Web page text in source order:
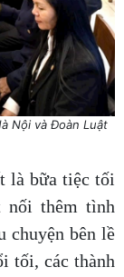
Nội và Đoàn Luật
là bữa tiệc tối
nối thêm tình
chuyện bên lề
tối, các thành